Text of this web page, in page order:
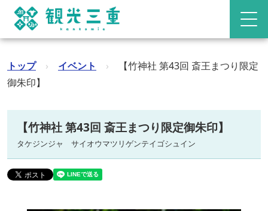
トップ › イベント ›
【竹神社 第43回 斎王まつり限定
御朱印】
【竹神社 第43回 斎王まつり限定御朱印】
タケジンジャ サイオウマツリゲンテイゴシュイン